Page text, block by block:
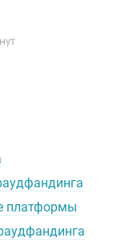
платформы